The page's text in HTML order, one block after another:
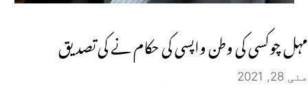
مہل چوکسی کی وطن واپسی کی حکام نے کی تصدیق
مئی 28, 2021